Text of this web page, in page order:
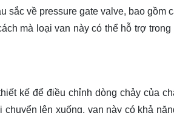
về pressure gate valve, bao gồm
mà loại van này có thể hỗ trợ trong
kế để điều chỉnh dòng chảy của
lên xuống, van này có khả